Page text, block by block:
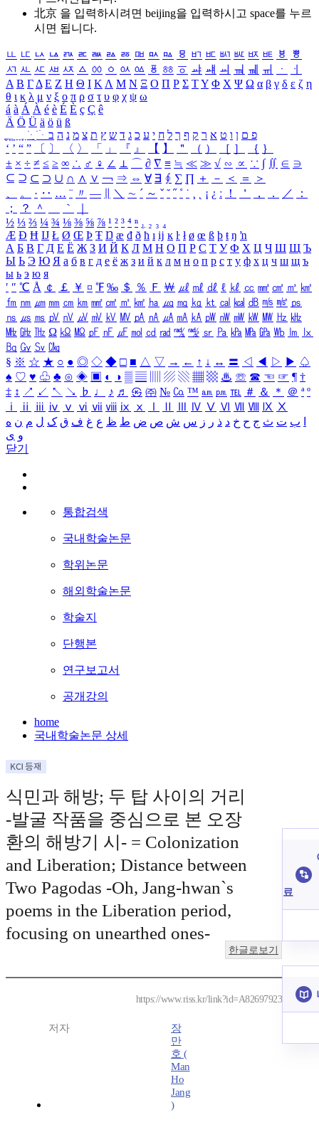
北京 을 입력하시려면 beijing을 입력하시고 space를 누르
시면 됩니다.
ㅥ ㅦ ㅧ ㅨ ㅩ ㅪ ㅫ ㅬ ㅭ ㅮ ㅯ ㅰ ㅱ ㅲ ㅳ ㅴ ㅵ ㅶ ㅷ ㅸ
ㅹ
ㅺ ㅻ ㅼ ㅽ ㅾ ㅿ ㆀ ㆁ ㆂ ㆃ ㆄ ㆅ ㆆ ㆇ ㆈ ㆉ ㆊ ㆋ ㆌ ㆍ
ㆎ
Α Β ΓΔ Ε Ζ Η Θ Ι ΚΛ Μ Ν Ξ Ο Π Ρ Σ ΤΥ Φ Χ Ψ Ω α β γ δ ε ζ η
θ ι κ λ μ ν ξ ο π ρ σ τ υ φ χ ψ ω
á à Á À é è É È ç Ç ê
Ä Ö Ü ä ö ü ß
ִֶֹ ֻּ ׁׂ פ ם ן ו ט א ר ק ף ך ל ח י ע כ ג ד ש ץ ת צ מ נ ה ב
‘ ’ “ ” 〔 〕 〈 〉 「 」 『 』 【 】 ＂ （ ） ［ ］ ｛ ｝
± × ÷ ≠ ≤ ≥ ∞ ∴ ♂ ♀ ∠ ⊥ ⌒ ∂ ∇ ≡ ≒ ≪ ≫ √ ∽ ∝ ∵ ∫ ∬ ∈ ∋
⊆ ⊇ ⊂ ⊃ ∪ ∩ ∧ ∨ ￢ ⇒ ⇔ ∀ ∃ ∮ ∑ ∏ ＋ － ＜ ＝
＞
、
。 · ‥ … ¨ 〃 ― ＼ ∼ ´ ～ ˇ ˘ ˝ ˚ ˙ ¸ ¡ ¿ ː ！ ＇ ， ． ／
：
；
？ ＾ ｀
½ ⅓ ⅔ ¼ ¾ ⅛ ⅜ ⅝ ⅞ ¹ ² ³ ⁴ ⁿ ₁ ₂ ₃ ₄
Æ Ð Ħ Ĳ Ł Ø Œ Þ Ŧ Ŋ æ đ ð ħ ı ĳ ĸ ŀ ł ø œ ß þ ŧ ŋ ŉ
А Б В Г Д Е Ё Ж З И Й К Л М Н О П Р С Т У Ф Х Ц Ч Ш Щ Ъ
Ы Ь Э Ю Я а б в г д е ё ж з и й к л м н о п р с т у ф х ц ч ш щ ъ
ы ь э ю я
′ ″ ℃ Å ￠ ￡ ￥ ¤ ℉ ‰ ＄ ％ Ｆ ￦ ㎕ ㎖ ㎗ ℓ ㎘ ㏄ ㎣ ㎤ ㎥ ㎦
㎙ ㎚ ㎛ ㎜ ㎝ ㎞ ㎟ ㎠ ㎡ ㎢ ㏊ ㎍ ㎎ ㎏ ㏏ ㎈ ㎉ ㏈ ㎧ ㎨ ㎰
㎱ ㎲ ㎳ ㎴ ㎵ ㎶ ㎷ ㎸ ㎹ ㎀ ㎁ ㎂ ㎃ ㎄ ㎺ ㎻ ㎽ ㎾ ㎿ ㎐ ㎑
㎒ ㎓ ㎔ Ω ㏀ ㏁ ㎊ ㎋ ㎌ ㏖ ㏅ ㎭ ㎮ ㎯ ㏛ ㎩ ㎪ ㎫ ㎬ ㏝ ㏐
㏓
㏃ ㏉ ㏜ ㏆
§ ※ ☆ ★ ○ ● ◎ ◇ ◆ □ ■ △ ▽ → ← ↑ ↓ ↔ 〓 ◁ ◀ ▷ ▶ ♤
♠ ♡ ♥ ♧ ♣ ⊙ ◈ ▣ ◐ ◑ ▒ ▤ ▨ ▧ ▦ ▩ ♨ ☏ ☎ ☜ ☞ ¶ †
‡ ↕ ↗ ↙ ↖ ↘ ♭ ♩ ♪ ♬ ㉿ ㈜ № ㏇ ™ ㏂ ㏘ ℡ ＃ ＆ ＊ ＠ ª º
ⅰ
ⅱ ⅲ ⅳ ⅴ ⅵ ⅶ ⅷ ⅸ ⅹ Ⅳ Ⅴ Ⅵ Ⅶ Ⅷ Ⅸ Ⅹ
ب ت ث ج ح خ د ذ ر ز س ش ص ض ط ظ ع غ ف ق ک ل م ن ه
و ی
닫기
통합검색
국내학술논문
학위논문
해외학술논문
학술지
단행본
연구보고서
공개강의
home
국내학술논문 상세
식민과 해방; 두 탑 사이의 거리
-발굴 작품을 중심으로 본 오장
환의 해방기 시- = Colonization
and Liberation; Distance between
Two Pagodas -Oh, Jang-hwan`s
poems in the Liberation period,
focusing on unearthed ones-
한글로보기
https://www.riss.kr/link?id=A82697923
저자
장
만
호 (
Man
Ho
Jang
)
료